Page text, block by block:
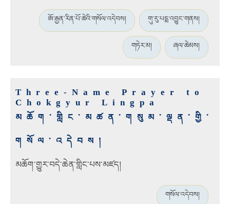
ཨོ་རྒྱན་རིན་པོ་ཆེའི་གསོལ་འདེབས། གུ་རུ་པདྨ་འབྱུང་གནས།
གཏེར་མ། ཞལ་ཆེམས།
Three-Name Prayer to
Chokgyur Lingpa
མཆོག་གླིང་མཚན་གསུམ་ལྡན་གྱི་
གསོལ་འདེབས།
མཆོག་གྱུར་བདེ་ཆེན་གླིང་པས་མཛད།
གསོལ་འདེབས།